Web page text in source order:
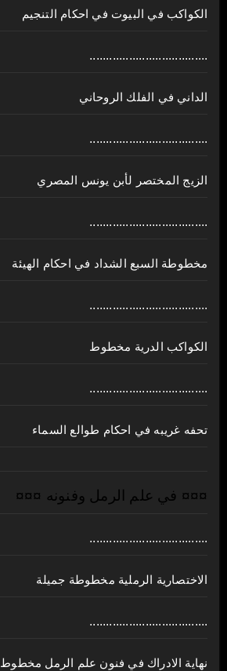
الكواكب في البيوت في احكام التنجيم
....................................
الداني في الفلك الروحاني
....................................
الزيج المختصر لأبن يونس المصري
....................................
مخطوطة السبع الشداد في احكام الهيئة
....................................
الكواكب الدرية مخطوط
....................................
تحفه غريبه في احكام طوالع السماء
¤¤¤ في علم الرمل وفنونه ¤¤¤
....................................
الاختصارية الرملية مخطوطة جميلة
....................................
نهاية الادراك في فنون علم الرمل مخطوط